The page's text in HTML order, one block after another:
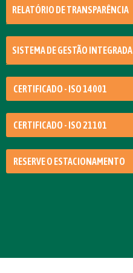
RELATÓRIO DE TRANSPARÊNCIA
SISTEMA DE GESTÃO INTEGRADA
CERTIFICADO - ISO 14001
CERTIFICADO - ISO 21101
RESERVE O ESTACIONAMENTO